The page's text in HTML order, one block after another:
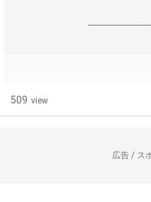
509 view
広告 / ス